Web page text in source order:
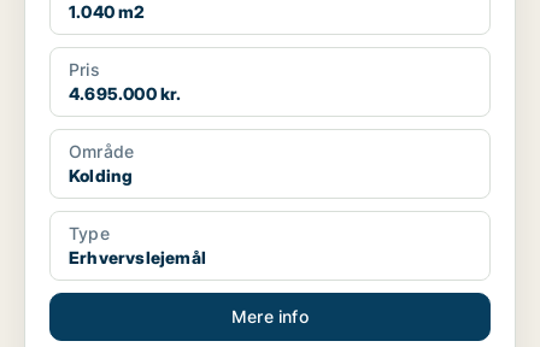
1.040 m2
Pris
4.695.000 kr.
Område
Kolding
Type
Erhvervslejemål
Mere info